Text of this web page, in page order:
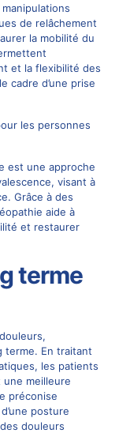
de relâchement
la mobilité du
et la flexibilité des
cadre d’une prise
les personnes
est une approche
visant à
Grâce à des
aide à
et restaurer
terme
terme. En traitant
les patients
meilleure
préconise
posture
douleurs